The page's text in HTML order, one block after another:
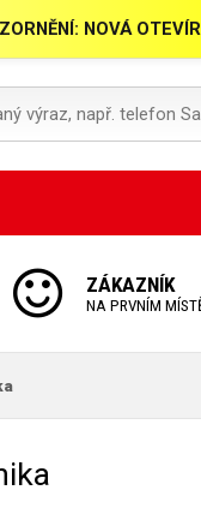
NOVÁ
ZÁKAZNÍK
NA PRVNÍM